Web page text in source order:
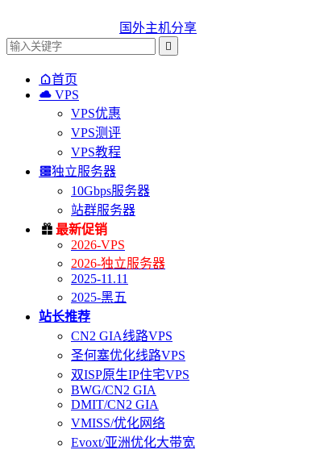
国外主机分享

首页
 VPS
VPS优惠
VPS测评
VPS教程
独立服务器
10Gbps服务器
站群服务器
 最新促销
2026-VPS
2026-独立服务器
2025-11.11
2025-黑五
站长推荐
CN2 GIA线路VPS
圣何塞优化线路VPS
双ISP原生IP住宅VPS
BWG/CN2 GIA
DMIT/CN2 GIA
VMISS/优化网络
Evoxt/亚洲优化大带宽